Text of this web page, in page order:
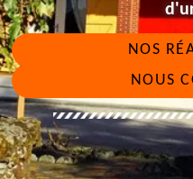
NOS
NOUS